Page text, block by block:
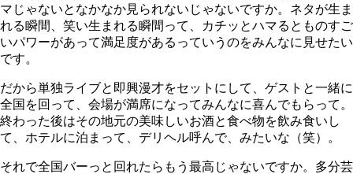
マじゃないとなかなか見られないじゃないですか。ネタが生ま
れる瞬間、笑い生まれる瞬間って、カチッとハマるとものすご
いパワーがあって満足度があるっていうのをみんなに見せたい
です。
だから単独ライブと即興漫才をセットにして、ゲストと一緒に
全国を回って、会場が満席になってみんなに喜んでもらって。
終わった後はその地元の美味しいお酒と食べ物を飲み食いし
て、ホテルに泊まって、デリヘル呼んで、みたいな（笑）。
それで全国バーっと回れたらもう最高じゃないですか。多分芸